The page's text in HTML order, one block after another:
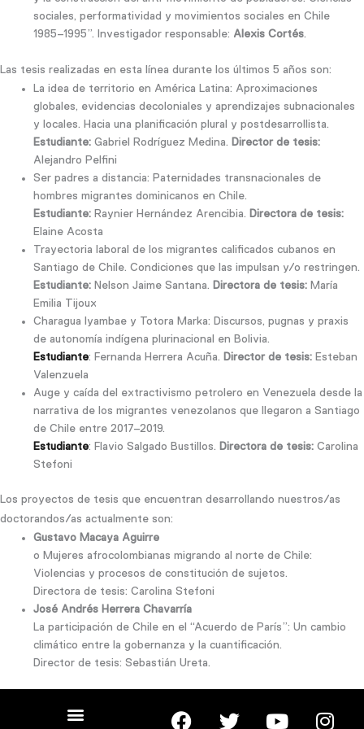
sociales, performatividad y movimientos sociales en Chile
1985–1995”. Investigador responsable: Alexis Cortés.
Las tesis realizadas en esta línea durante los últimos 5 años son:
La idea de territorio en América Latina: Aproximaciones
globales, evidencias decoloniales y aprendizajes subnacionales
y locales. Hacia una planificación plural y postdesarrollista.
Estudiante: Gabriel Rodríguez Medina. Director de tesis:
Alejandro Pelfini
Ser padres a distancia: Paternidades transnacionales de
hombres migrantes dominicanos en Chile.
Estudiante: Raynier Hernández Arencibia. Directora de tesis:
Elaine Acosta
Trayectoria laboral de los migrantes calificados cubanos en
Santiago de Chile. Condiciones que las impulsan y/o restringen.
Estudiante: Nelson Jaime Santana. Directora de tesis: María
Emilia Tijoux
Charagua Iyambae y Totora Marka: Discursos, pugnas y praxis
de autonomía indígena plurinacional en Bolivia.
Estudiante: Fernanda Herrera Acuña. Director de tesis: Esteban
Valenzuela
Auge y caída del extractivismo petrolero en Venezuela desde la
narrativa de los migrantes venezolanos que llegaron a Santiago
de Chile entre 2017–2019.
Estudiante: Flavio Salgado Bustillos. Directora de tesis: Carolina
Stefoni
Los proyectos de tesis que encuentran desarrollando nuestros/as
doctorandos/as actualmente son:
Gustavo Macaya Aguirre
o Mujeres afrocolombianas migrando al norte de Chile:
Violencias y procesos de constitución de sujetos.
Directora de tesis: Carolina Stefoni
José Andrés Herrera Chavarría
La participación de Chile en el “Acuerdo de París”: Un cambio
climático entre la gobernanza y la cuantificación.
Director de tesis: Sebastián Ureta.
Menu
F
T
Y
I